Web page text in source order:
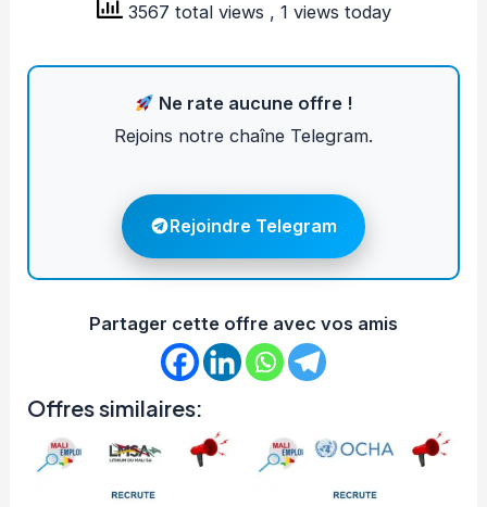
3567 total views , 1 views today
Ne rate aucune offre !
Rejoins notre chaîne Telegram.
Rejoindre Telegram
Partager cette offre avec vos amis
Offres similaires: